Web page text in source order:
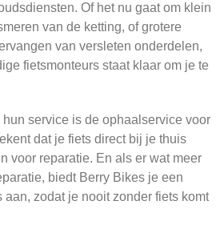
Of het nu gaat om klein
van de ketting, of grotere
van versleten onderdelen,
fietsmonteurs staat klaar om je te
service is de ophaalservice voor
dat je fiets direct bij je thuis
voor reparatie. En als er wat meer
biedt Berry Bikes je een
zodat je nooit zonder fiets komt